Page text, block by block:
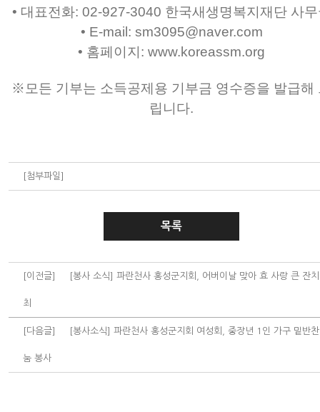
• 대표전화: 02-927-3040 한국새생명복지재단 사
• E-mail: sm3095@naver.com
• 홈페이지: www.koreassm.org
※모든 기부는 소득공제용 기부금 영수증을 발급해
립니다.
[첨부파일]
목록
[이전글] [봉사 소식] 파란천사 홍성군지회, 어버이날 맞아 효 사랑 큰 잔
최
[다음글] [봉사소식] 파란천사 홍성군지회 여성회, 중장년 1인 가구 밑반
눔 봉사